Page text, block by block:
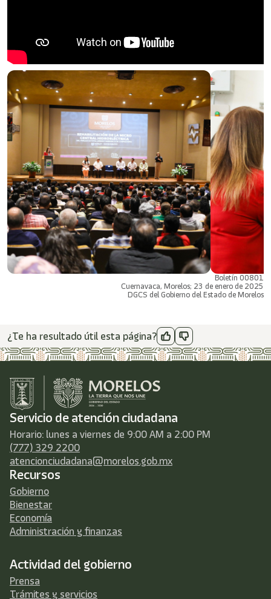
Boletín 00801
Cuernavaca, Morelos; 23 de enero de 2025
DGCS del Gobierno del Estado de Morelos
¿Te ha resultado útil esta página?
Servicio de atención ciudadana
Horario: lunes a viernes de 9:00 AM a 2:00 PM
(777) 329 2200
atencionciudadana@morelos.gob.mx
Recursos
Gobierno
Bienestar
Economía
Administración y finanzas
Actividad del gobierno
Prensa
Trámites y servicios